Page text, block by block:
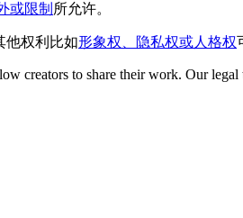
或限制 所允许。
他权利比如形象权、隐私权或人格权
creators to share their work. Our legal